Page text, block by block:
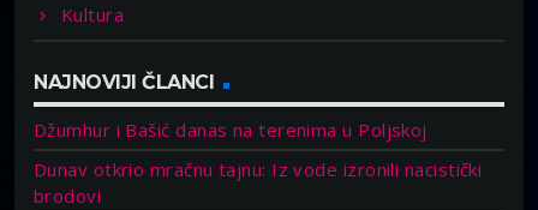
Kultura
NAJNOVIJI ČLANCI
Džumhur i Bašić danas na terenima u Poljskoj
Dunav otkrio mračnu tajnu: Iz vode izronili nacistički
brodovi